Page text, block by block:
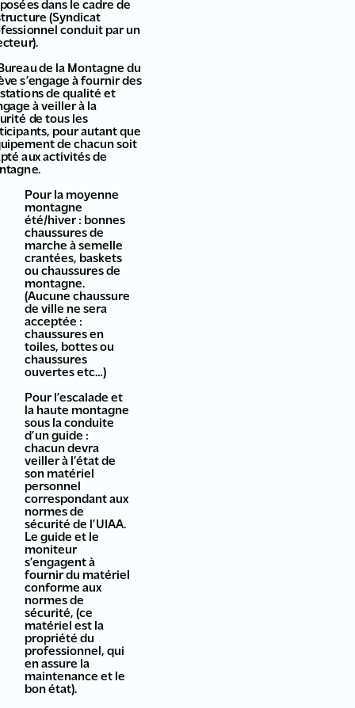
dans le cadre de
(Syndicat
conduit par un
de la Montagne du
s’engage à fournir des
de qualité et
à veiller à la
de tous les
pour autant que
de chacun soit
aux activités de
Pour la moyenne
montagne
été/hiver : bonnes
chaussures de
marche à semelle
crantées, baskets
ou chaussures de
montagne.
(Aucune chaussure
de ville ne sera
acceptée :
chaussures en
toiles, bottes ou
chaussures
ouvertes etc…)
Pour l’escalade et
la haute montagne
sous la conduite
d’un guide :
chacun devra
veiller à l’état de
son matériel
personnel
correspondant aux
normes de
sécurité de l’UIAA.
Le guide et le
moniteur
s’engagent à
fournir du matériel
conforme aux
normes de
sécurité, (ce
matériel est la
propriété du
professionnel, qui
en assure la
maintenance et le
bon état).